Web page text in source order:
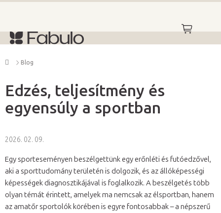
KOSÁR
Kezdőlap
Blog
Edzés, teljesítmény és
egyensúly a sportban
2026. 02. 09.
Egy sporteseményen beszélgettünk egy erőnléti és futóedzővel,
aki a sporttudomány területén is dolgozik, és az állóképességi
képességek diagnosztikájával is foglalkozik. A beszélgetés több
olyan témát érintett, amelyek ma nemcsak az élsportban, hanem
az amatőr sportolók körében is egyre fontosabbak – a népszerű